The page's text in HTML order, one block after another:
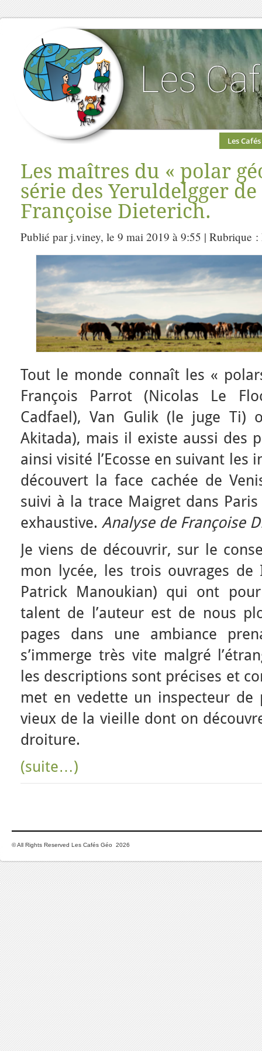
Les Cafés
Les maîtres du « polar
série des Yeruldelgger
Françoise Dieterich.
Publié par j.viney, le 9 mai 2019 à 9:55 | Rubrique :
Tout le monde connaît les «
François Parrot (Nicolas Le
Cadfael), Van Gulik (le juge Ti)
Akitada), mais il existe aussi des
ainsi visité l’Ecosse en suivant les
découvert la face cachée de
suivi à la trace Maigret dans
exhaustive. Analyse de Françoise
Je viens de découvrir, sur le
mon lycée, les trois ouvrages de
Patrick Manoukian) qui ont
talent de l’auteur est de nous
pages dans une ambiance
s’immerge très vite malgré
les descriptions sont précises et
met en vedette un inspecteur de
vieux de la vieille dont on
droiture.
(suite…)
© All Rights Reserved Les Cafés Géo 2026